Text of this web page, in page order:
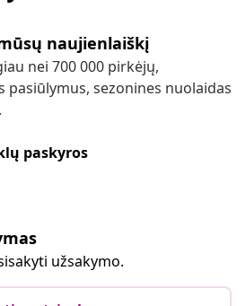
naujienlaiškį
nei 700 000 pirkėjų,
pasiūlymus, sezonines nuolaidas
paskyros
užsakymo.